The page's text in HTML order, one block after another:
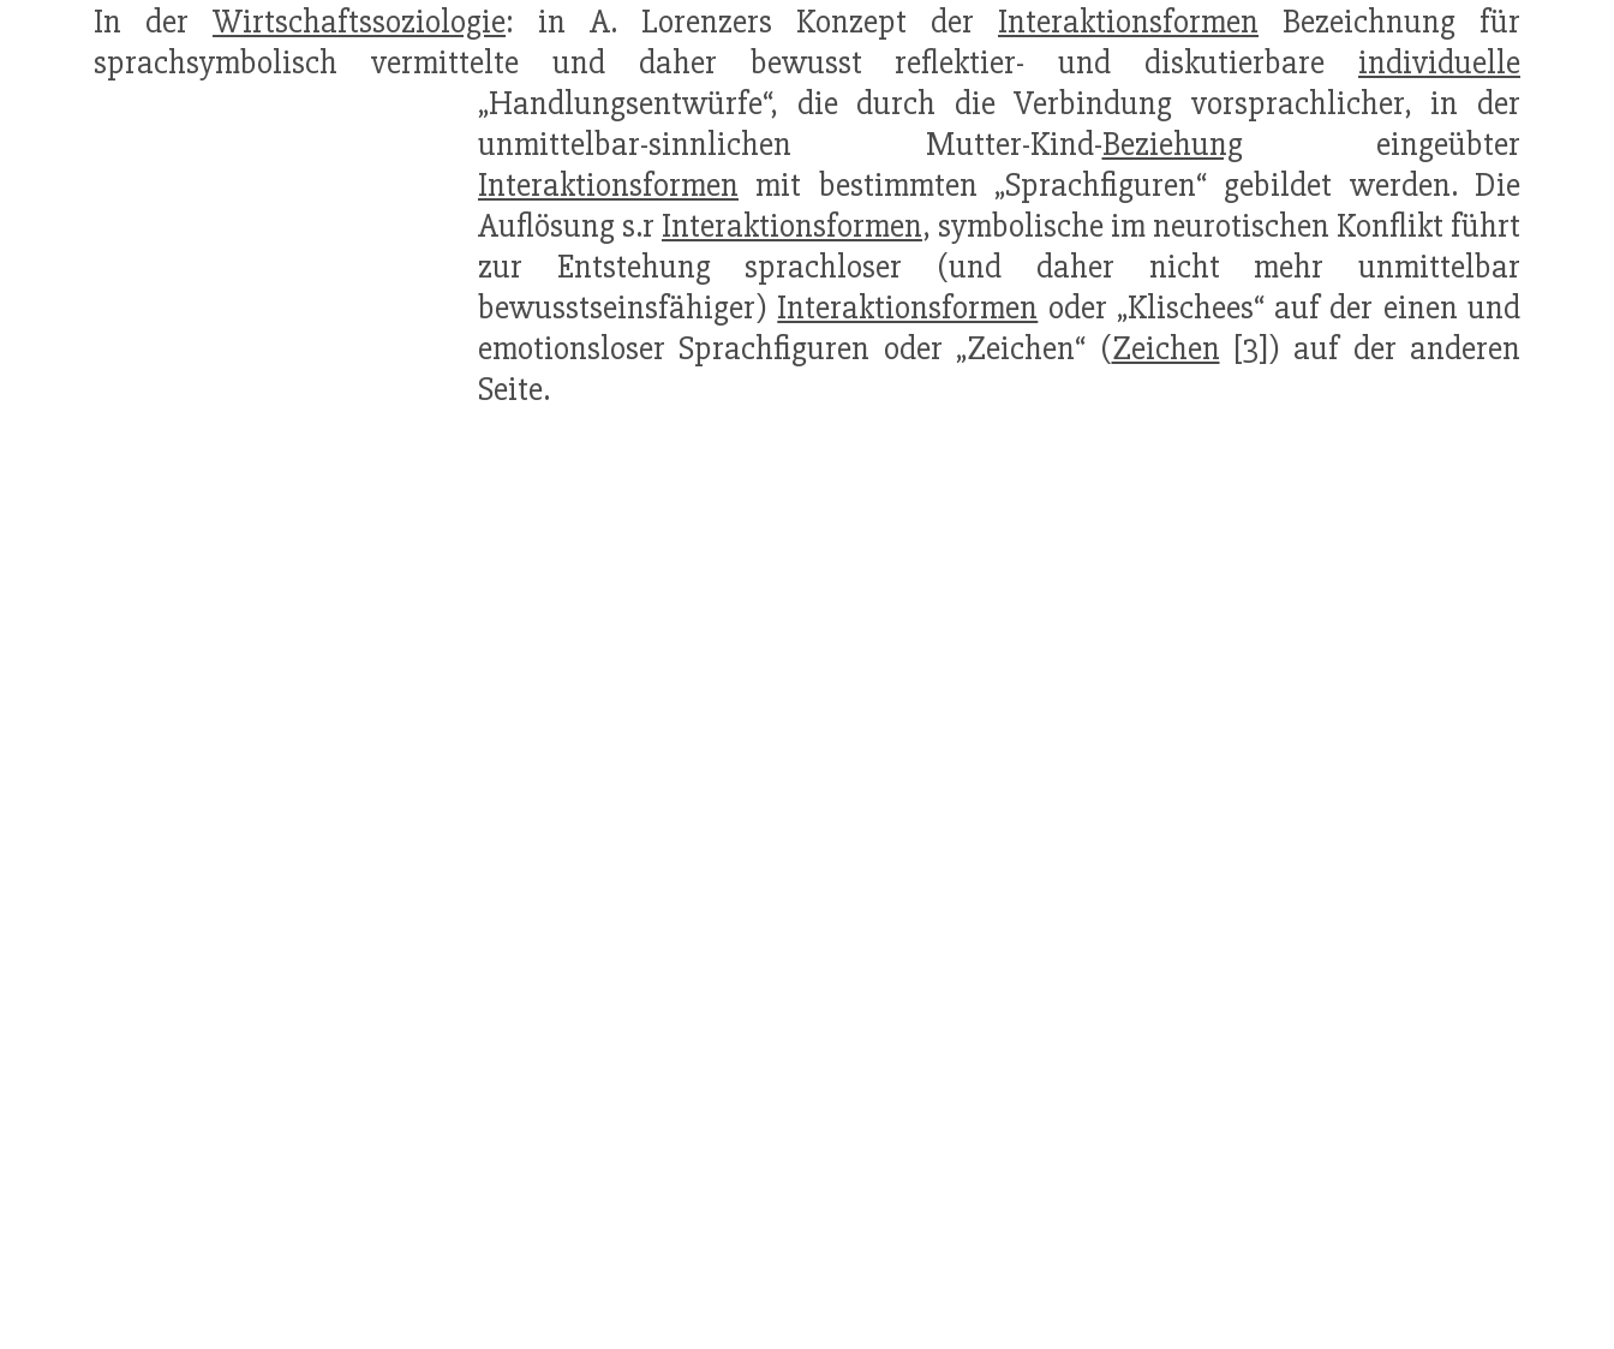
In der Wirtschaftssoziologie: in A. Lorenzers Konzept der Interaktionsformen Bezeichnung für
sprachsymbolisch vermittelte und daher bewusst reflektier- und diskutierbare individuelle
„Handlungsentwürfe“, die durch die Verbindung vorsprachlicher, in der
unmittelbar-sinnlichen Mutter-Kind-Beziehungeingeübter
Interaktionsformen mit bestimmten „Sprachfiguren“ gebildet werden. Die
Auflösung s.r Interaktionsformen, symbolische im neurotischen Konflikt führt
zur Entstehung sprachloser (und daher nicht mehr unmittelbar
bewusstseinsfähiger) Interaktionsformen oder „Klischees“ auf der einen und
emotionsloser Sprachfiguren oder „Zeichen“ (Zeichen [3]) auf der anderen
Seite.